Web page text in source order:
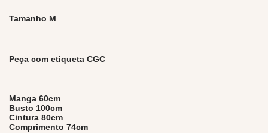
Tamanho M
Peça com etiqueta CGC
Manga 60cm
Busto 100cm
Cintura 80cm
Comprimento 74cm